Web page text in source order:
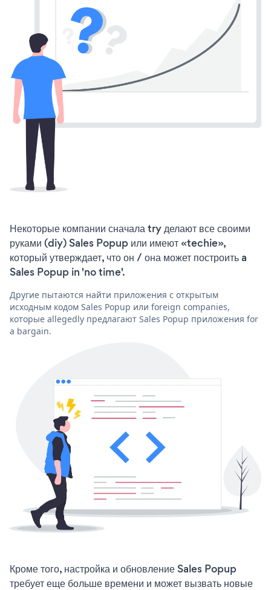
Некоторые компании сначала try делают все своими
руками (diy) Sales Popup или имеют «techie»,
который утверждает, что он / она может построить a
Sales Popup in 'no time'.
Другие пытаются найти приложения с открытым
исходным кодом Sales Popup или foreign companies,
которые allegedly предлагают Sales Popup приложения for
a bargain.
Кроме того, настройка и обновление Sales Popup
требует еще больше времени и может вызвать новые